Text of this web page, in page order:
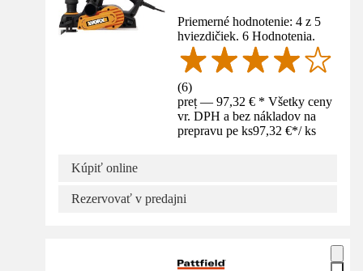
Priemerné hodnotenie: 4 z 5
hviezdičiek. 6 Hodnotenia.
(6)
preț — 97,32 € * Všetky ceny
vr. DPH a bez nákladov na
prepravu pe ks97,32 €*/ ks
Kúpiť online
Rezervovať v predajni